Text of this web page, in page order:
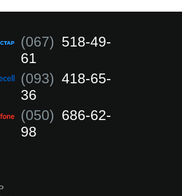
(067) 518-49-
61
(093) 418-65-
36
(050) 686-62-
98